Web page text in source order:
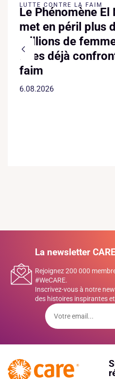
LUTTE CONTRE LA FAIM
Le Phénomène El
met en péril plus
millions de
filles déjà
faim
6.08.2026
La newsletter
Rejoignez 200 000
#WeCARE.
Inscrivez-vous à notre
des histoires inspirantes